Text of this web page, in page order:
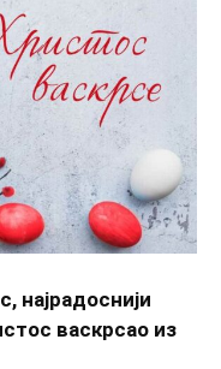
најрадоснији
васкрсао из